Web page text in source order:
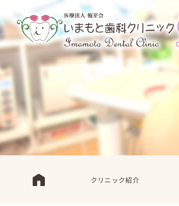
クリニック紹介